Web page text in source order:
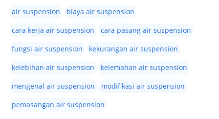
air suspension
biaya air suspension
cara kerja air suspension
cara pasang air suspension
fungsi air suspension
kekurangan air suspension
kelebihan air suspension
kelemahan air suspension
mengenal air suspension
modifikasi air suspension
pemasangan air suspension